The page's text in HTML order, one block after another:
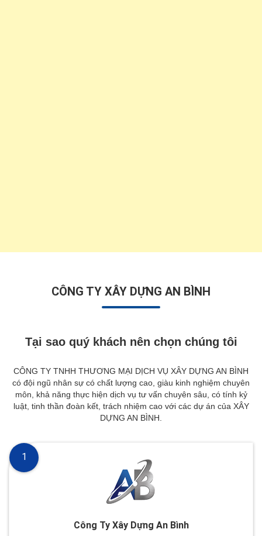
CÔNG TY XÂY DỰNG AN BÌNH
Tại sao quý khách nên chọn chúng tôi
CÔNG TY TNHH THƯƠNG MẠI DỊCH VỤ XÂY DỰNG AN BÌNH
có đội ngũ nhân sự có chất lượng cao, giàu kinh nghiệm chuyên
môn, khả năng thực hiện dịch vụ tư vấn chuyên sâu, có tính kỷ
luật, tinh thần đoàn kết, trách nhiệm cao với các dự án của XÂY
DỰNG AN BÌNH.
Công Ty Xây Dựng An Bình
1